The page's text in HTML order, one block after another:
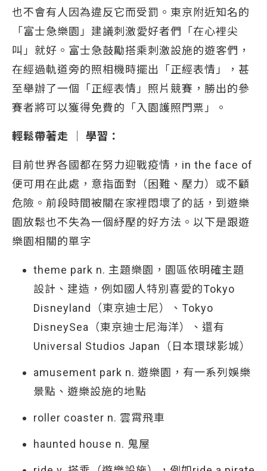
也不會有人因為違反它而受罰。東京附近知名的
「富士急樂園」建議刺激愛好者們「在心裡尖
叫」就好。富士急鼓勵搭乘刺激設施的遊客們，
在經過軌道旁的照相機時擺出「正經表情」，甚
至舉辦了一個「正經表情」照片競賽，勝出的參
賽者將可以獲得免費的「入園護照門票」。
輕鬆帶著走 │ 學習：
目前世界各國都在努力迎戰疫情，in the face of
便可用在此處，意指面對（困難、壓力）或不顧
危險。前段時間被關在家裡悶壞了的話，到遊樂
園放鬆也不失為一個紓壓的好方法。以下是跟遊
樂園相關的單字
theme park n. 主題樂園，園區依明確主題
設計、建造，例如國人特別喜愛的Tokyo
Disneyland（東京迪士尼）、Tokyo
DisneySea（東京迪士尼海洋）、還有
Universal Studios Japan（日本環球影城）
amusement park n. 遊樂園，有一系列娛樂
景點、遊樂設施的地點
roller coaster n. 雲霄飛車
haunted house n. 鬼屋